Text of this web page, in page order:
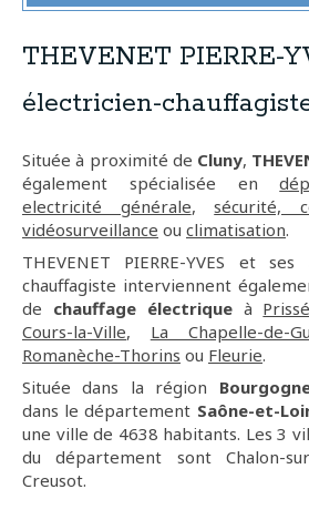
THEVENET PIERRE-
électricien-
Située à proximité de Cluny,
également spécialisée en
electricité générale,sécurité,
vidéosurveillance ou climatisation.
THEVENET PIERRE-YVES et
chauffagiste interviennent
de chauffage électriqueà Prissé
Cours-la-Ville, La Chapelle-de-
Romanèche-Thorins ou Fleurie.
Située dans la région
dans le département Saône-et-
une ville de 4638 habitants. Les 3
du département sont Chalon-
Creusot.